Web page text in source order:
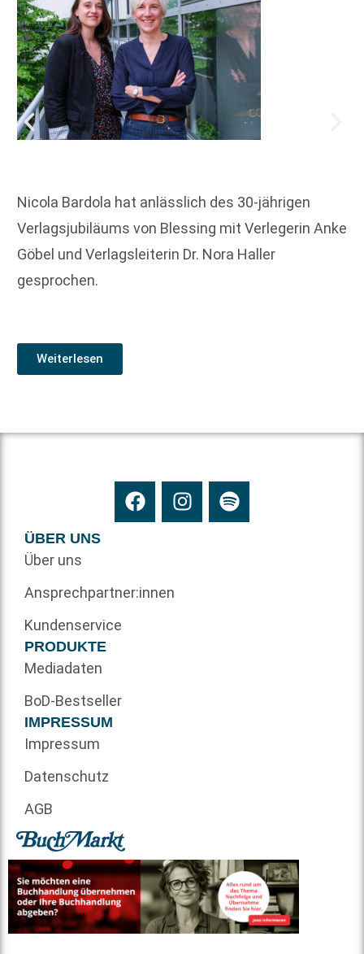
Nicola Bardola hat anlässlich des 30-jährigen
Verlagsjubiläums von Blessing mit Verlegerin Anke
Göbel und Verlagsleiterin Dr. Nora Haller
gesprochen.
Weiterlesen
ÜBER UNS
Über uns
Ansprechpartner:innen
Kundenservice
PRODUKTE
Mediadaten
BoD-Bestseller
IMPRESSUM
Impressum
Datenschutz
AGB